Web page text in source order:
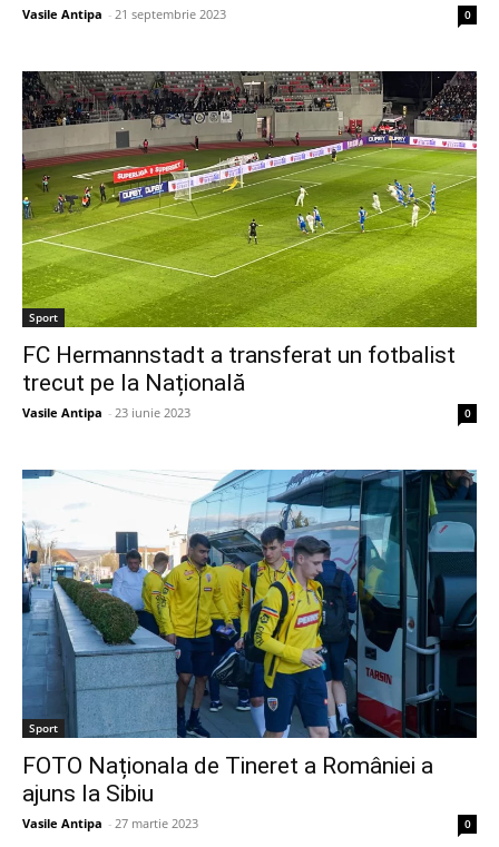
Vasile Antipa - 21 septembrie 2023 0
Sport
FC Hermannstadt a transferat un fotbalist
trecut pe la Națională
Vasile Antipa - 23 iunie 2023 0
Sport
FOTO Naționala de Tineret a României a
ajuns la Sibiu
Vasile Antipa - 27 martie 2023 0